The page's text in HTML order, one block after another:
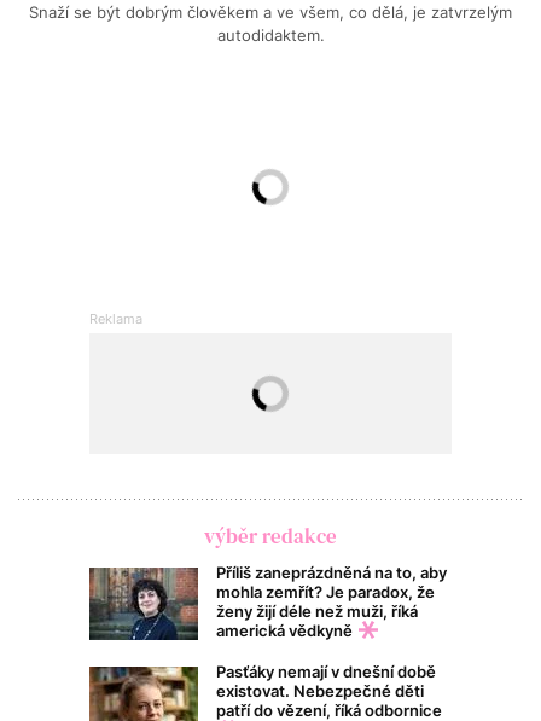
Snaží se být dobrým člověkem a ve všem, co dělá, je zatvrzelým
autodidaktem.
výběr redakce
Příliš zaneprázdněná na to, aby
mohla zemřít? Je paradox, že
ženy žijí déle než muži, říká
americká vědkyně
Pasťáky nemají v dnešní době
existovat. Nebezpečné děti
patří do vězení, říká odbornice